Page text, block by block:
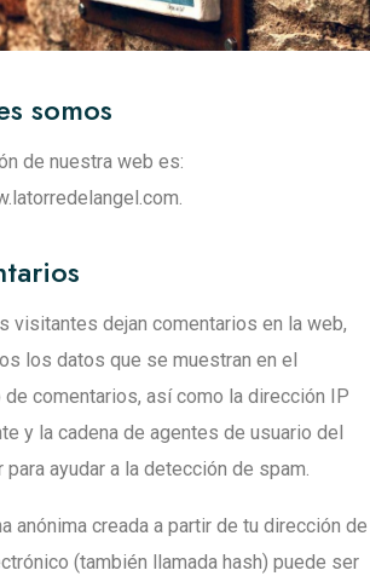
somos
de nuestra web es:
visitantes dejan comentarios en la web,
los datos que se muestran en el
comentarios, así como la dirección IP
y la cadena de agentes de usuario del
para ayudar a la detección de spam.
anónima creada a partir de tu dirección de
(también llamada hash) puede ser